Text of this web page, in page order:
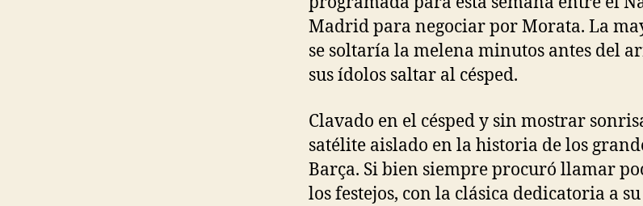
Madrid para negociar por Morata. La
se soltaría la melena minutos antes del
sus ídolos saltar al césped.
Clavado en el césped y sin mostrar
satélite aislado en la historia de los
Barça. Si bien siempre procuró llamar
los festejos, con la clásica dedicatoria a